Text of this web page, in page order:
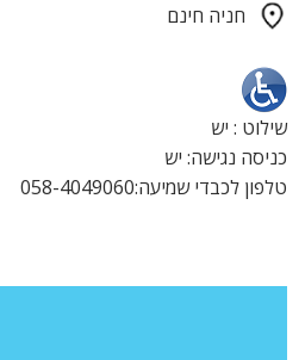
חניה חינם
שילוט : יש
כניסה נגישה: יש
טלפון לכבדי שמיעה:058-4049060